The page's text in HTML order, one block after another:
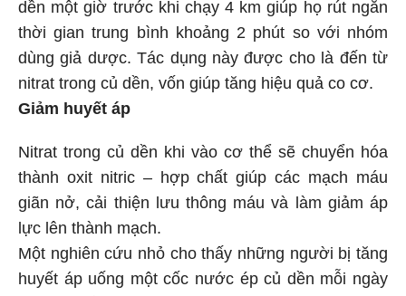
dền một giờ trước khi chạy 4 km giúp họ rút ngắn
thời gian trung bình khoảng 2 phút so với nhóm
dùng giả dược. Tác dụng này được cho là đến từ
nitrat trong củ dền, vốn giúp tăng hiệu quả co cơ.
Giảm huyết áp
Nitrat trong củ dền khi vào cơ thể sẽ chuyển hóa
thành oxit nitric – hợp chất giúp các mạch máu
giãn nở, cải thiện lưu thông máu và làm giảm áp
lực lên thành mạch.
Một nghiên cứu nhỏ cho thấy những người bị tăng
huyết áp uống một cốc nước ép củ dền mỗi ngày